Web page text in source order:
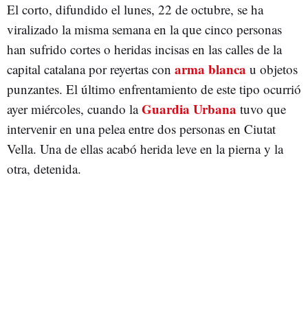
El corto, difundido el lunes, 22 de octubre, se ha
viralizado la misma semana en la que cinco personas
han sufrido cortes o heridas incisas en las calles de la
capital catalana por reyertas con arma blanca u objetos
punzantes. El último enfrentamiento de este tipo ocurrió
ayer miércoles, cuando laGuardia Urbana tuvo que
intervenir en una pelea entre dos personas en Ciutat
Vella. Una de ellas acabó herida leve en la pierna y la
otra, detenida.